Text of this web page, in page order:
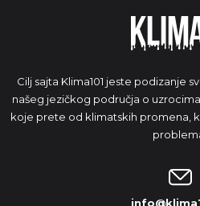
Cilj sajta Klima101 jeste podizanje
našeg jezičkog područja o
koje prete od klimatskih promena,